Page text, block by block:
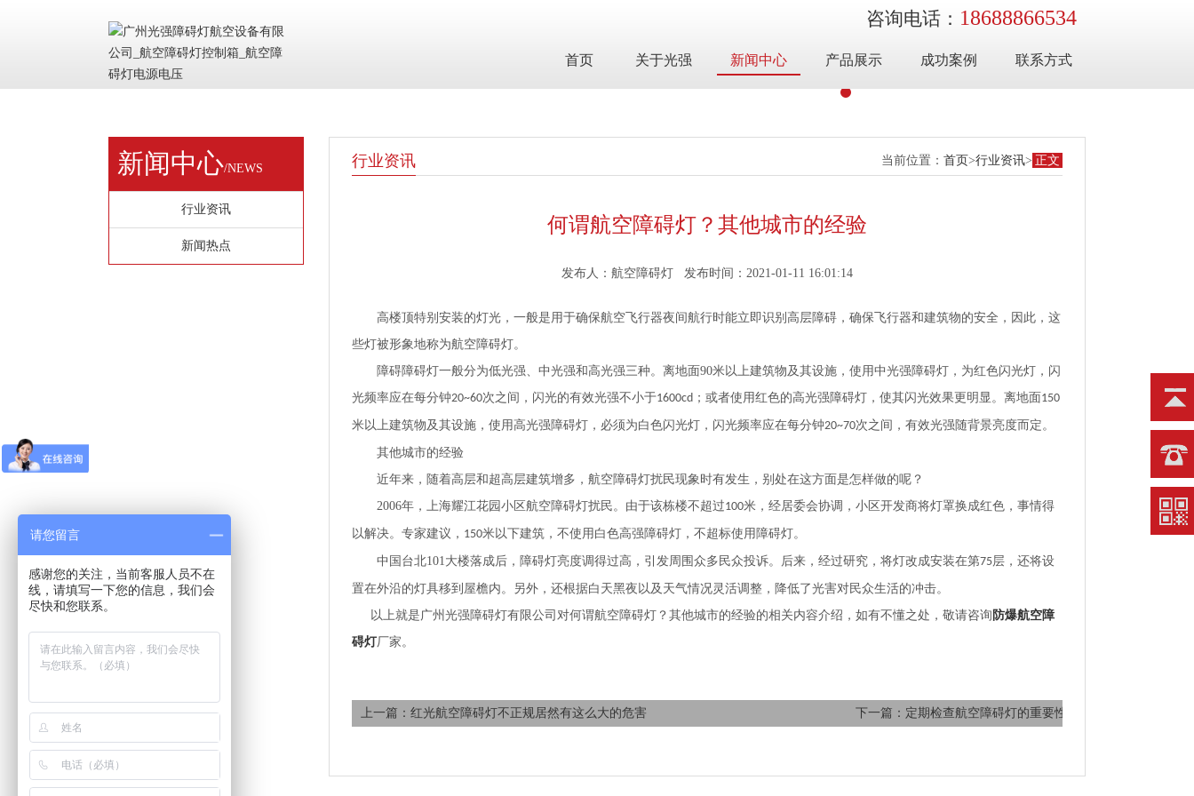
咨询电话： 18688866534
首页 关于光强 新闻中心 产品展示 成功案例 联系方式
新闻中心/NEWS
行业资讯
新闻热点
行业资讯 当前位置： 首页>行业资讯> 正文
何谓航空障碍灯？其他城市的经验
发布人：航空障碍灯 发布时间：2021-01-11 16:01:14
高楼顶特别安装的灯光，一般是用于确保航空飞行器夜间航行时能立即识别高层障碍，确保飞行器和建筑物的安全，因此，这
些灯被形象地称为航空障碍灯。
障碍障碍灯一般分为低光强、中光强和高光强三种。离地面90米以上建筑物及其设施，使用中光强障碍灯，为红色闪光灯，闪
光频率应在每分钟20~60次之间，闪光的有效光强不小于1600cd ；或者使用红色的高光强障碍灯，使其闪光效果更明显。离地面150
米以上建筑物及其设施，使用高光强障碍灯，必须为白色闪光灯，闪光频率应在每分钟20~70次之间，有效光强随背景亮度而定。
其他城市的经验
近年来，随着高层和超高层建筑增多，航空障碍灯扰民现象时有发生，别处在这方面是怎样做的呢？
2006年，上海耀江花园小区航空障碍灯扰民。由于该栋楼不超过100米，经居委会协调，小区开发商将灯罩换成红色，事情得
以解决。专家建议， 150米以下建筑，不使用白色高强障碍灯，不超标使用障碍灯。
中国台北101大楼落成后，障碍灯亮度调得过高，引发周围众多民众投诉。后来，经过研究，将灯改成安装在第75层，还将设
置在外沿的灯具移到屋檐内。另外，还根据白天黑夜以及天气情况灵活调整，降低了光害对民众生活的冲击。
以上就是广州光强障碍灯有限公司对何谓航空障碍灯？其他城市的经验的相关内容介绍，如有不懂之处，敬请咨询 防爆航空障
碍灯厂家。
上一篇：红光航空障碍灯不正规居然有这么大的危害 下一篇：定期检查航空障碍灯的重要性
请您留言
感谢您的关注，当前客服人员不在
线，请填写一下您的信息，我们会
尽快和您联系。